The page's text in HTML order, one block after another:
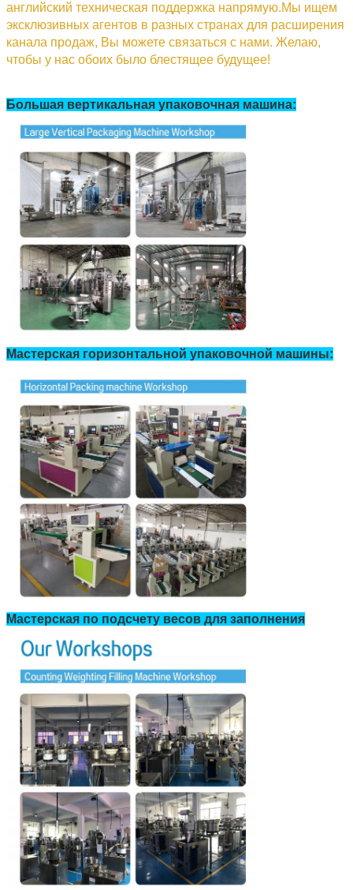
английский техническая поддержка напрямую.Мы ищем
эксклюзивных агентов в разных странах для расширения
канала продаж, Вы можете связаться с нами. Желаю,
чтобы у нас обоих было блестящее будущее!
Большая вертикальная упаковочная машина:
Мастерская горизонтальной упаковочной машины:
Мастерская по подсчету весов для заполнения